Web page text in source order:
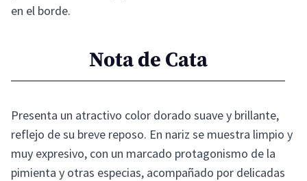
en el borde.
Nota de Cata
Presenta un atractivo color dorado suave y brillante,
reflejo de su breve reposo. En nariz se muestra limpio y
muy expresivo, con un marcado protagonismo de la
pimienta y otras especias, acompañado por delicadas